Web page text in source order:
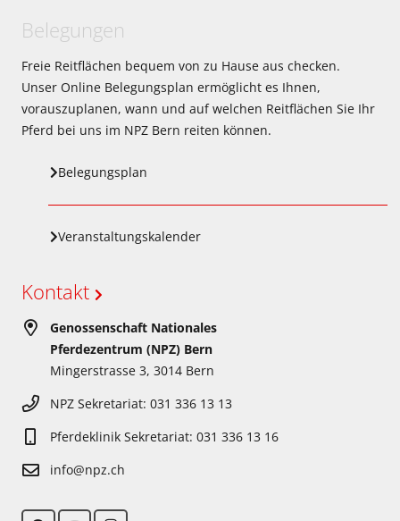
Belegungen
Freie Reitflächen bequem von zu Hause aus checken.
Unser Online Belegungsplan ermöglicht es Ihnen,
vorauszuplanen, wann und auf welchen Reitflächen Sie Ihr
Pferd bei uns im NPZ Bern reiten können.
Belegungsplan
Veranstaltungskalender
Kontakt
Genossenschaft Nationales
Pferdezentrum (NPZ) Bern
Mingerstrasse 3, 3014 Bern
NPZ Sekretariat: 031 336 13 13
Pferdeklinik Sekretariat: 031 336 13 16
info@npz.ch